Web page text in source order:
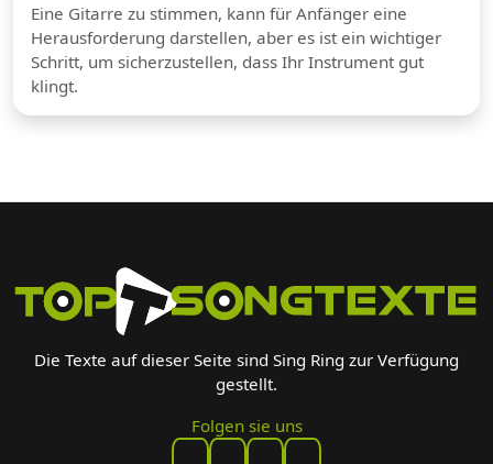
Eine Gitarre zu stimmen, kann für Anfänger eine
Herausforderung darstellen, aber es ist ein wichtiger
Schritt, um sicherzustellen, dass Ihr Instrument gut
klingt.
Die Texte auf dieser Seite sind Sing Ring zur Verfügung
gestellt.
Folgen sie uns